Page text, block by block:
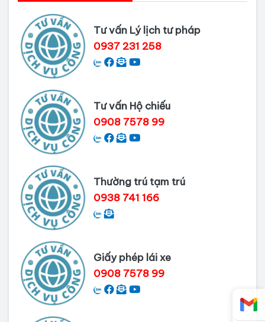
Thủ tục làm lý lịch tư pháp tại Đồng
Nai
Dịch vụ làm phiếu lý lịch tư pháp
Thủ tục làm Lý lịch tư pháp tại Bình
Dương
Tư vấn Lý lịch tư pháp
0937 231 258
Tư vấn Hộ chiếu
0908 7578 99
Thường trú tạm trú
0938 741 166
Giấy phép lái xe
0908 7578 99